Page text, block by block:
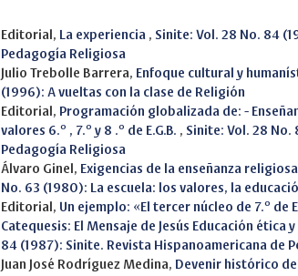
Editorial, La experiencia , Sinite: Vol. 28 No. 84
Pedagogía Religiosa
Julio Trebolle Barrera, Enfoque cultural y
(1996): A vueltas con la clase de Religión
Editorial, Programación globalizada de: -
valores 6.º , 7.º y 8 .º de E.G.B. , Sinite: Vol. 28 No.
Pedagogía Religiosa
Álvaro Ginel, Exigencias de la enseñanza
No. 63 (1980): La escuela: los valores, la
Editorial, Un ejemplo: «El tercer núcleo de 7.º de
Catequesis: El Mensaje de Jesús Educación ética
84 (1987): Sinite. Revista Hispanoamericana de
Juan José Rodríguez Medina, Devenir histórico